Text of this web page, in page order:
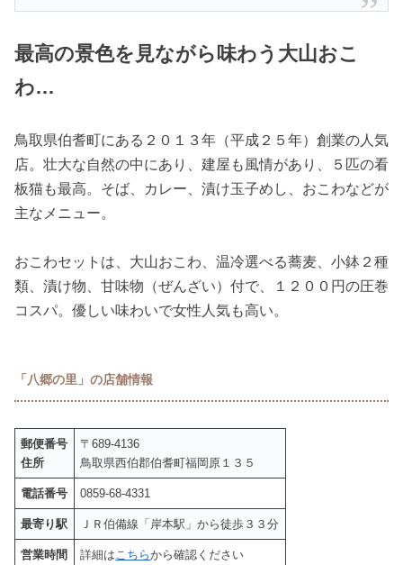
最高の景色を見ながら味わう大山おこ
わ…
鳥取県伯耆町にある２０１３年（平成２５年）創業の人気
店。壮大な自然の中にあり、建屋も風情があり、５匹の看
板猫も最高。そば、カレー、漬け玉子めし、おこわなどが
主なメニュー。
おこわセットは、大山おこわ、温冷選べる蕎麦、小鉢２種
類、漬け物、甘味物（ぜんざい）付で、１２００円の圧巻
コスパ。優しい味わいで女性人気も高い。
「八郷の里」の店舗情報
郵便番号
住所
〒689-4136
鳥取県西伯郡伯耆町福岡原１３５
電話番号 0859-68-4331
最寄り駅 ＪＲ伯備線「岸本駅」から徒歩３３分
営業時間
詳細は こちらから確認ください